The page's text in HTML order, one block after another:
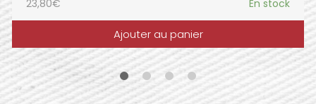
23,80€ En stock
Ajouter au panier